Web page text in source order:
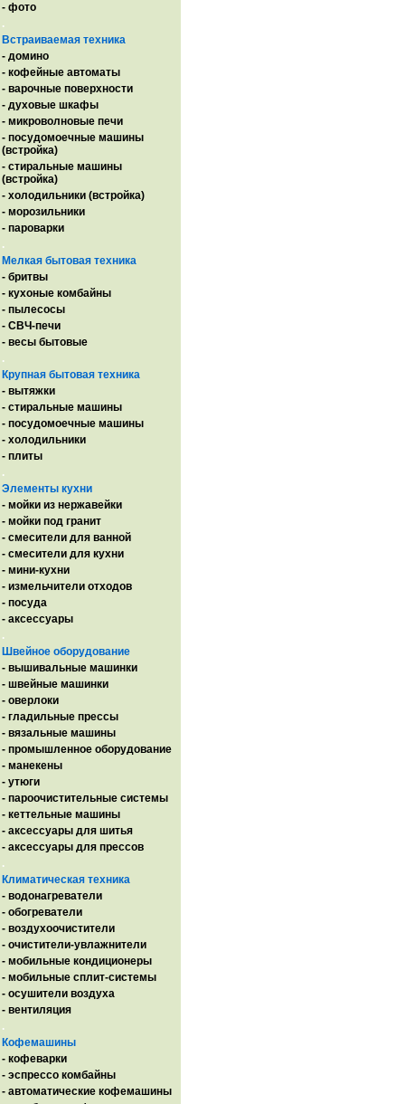
- фото
.
Встраиваемая техника
- домино
- кофейные автоматы
- варочные поверхности
- духовые шкафы
- микроволновые печи
- посудомоечные машины
(встройка)
- стиральные машины
(встройка)
- холодильники (встройка)
- морозильники
- пароварки
.
Мелкая бытовая техника
- бритвы
- кухоные комбайны
- пылесосы
- СВЧ-печи
- весы бытовые
.
Крупная бытовая техника
- вытяжки
- стиральные машины
- посудомоечные машины
- холодильники
- плиты
.
Элементы кухни
- мойки из нержавейки
- мойки под гранит
- смесители для ванной
- смесители для кухни
- мини-кухни
- измельчители отходов
- посуда
- аксессуары
.
Швейное оборудование
- вышивальные машинки
- швейные машинки
- оверлоки
- гладильные прессы
- вязальные машины
- промышленное оборудование
- манекены
- утюги
- пароочистительные системы
- кеттельные машины
- аксессуары для шитья
- аксессуары для прессов
.
Климатическая техника
- водонагреватели
- обогреватели
- воздухоочистители
- очистители-увлажнители
- мобильные кондиционеры
- мобильные сплит-системы
- осушители воздуха
- вентиляция
.
Кофемашины
- кофеварки
- эспрессо комбайны
- автоматические кофемашины